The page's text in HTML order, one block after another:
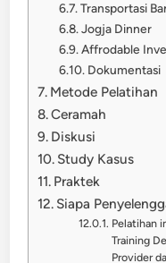
Transportasi
Jogja Dinner
Affrodable
Dokumentasi
Metode Pelatihan
Ceramah
Diskusi
Study Kasus
Praktek
Siapa
Pelatihan
Training
Provider